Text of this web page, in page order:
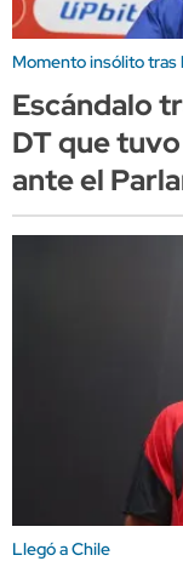
Momento insólito tras
Escándalo
DT que
ante el
Llegó a Chile